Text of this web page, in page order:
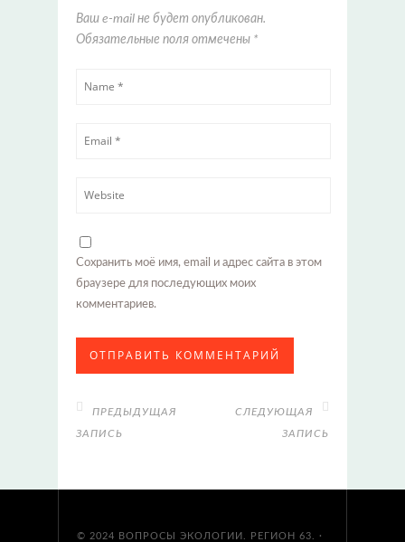
Ваш e-mail не будет опубликован.
Обязательные поля отмечены *
Сохранить моё имя, email и адрес сайта в этом
браузере для последующих моих
комментариев.
ПРЕДЫДУЩАЯ
ЗАПИСЬ
СЛЕДУЮЩАЯ
ЗАПИСЬ
© 2024 ВОПРОСЫ ЭКОЛОГИИ. РЕГИОН 63. ·